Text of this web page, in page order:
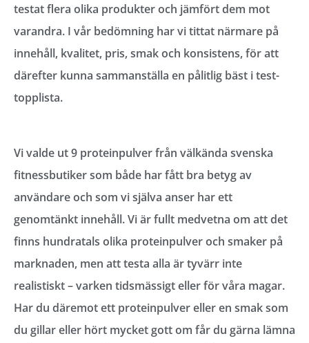
testat flera olika produkter och jämfört dem mot
varandra. I vår bedömning har vi tittat närmare på
innehåll, kvalitet, pris, smak och konsistens, för att
därefter kunna sammanställa en pålitlig bäst i test-
topplista.
Vi valde ut 9 proteinpulver från välkända svenska
fitnessbutiker som både har fått bra betyg av
användare och som vi själva anser har ett
genomtänkt innehåll. Vi är fullt medvetna om att det
finns hundratals olika proteinpulver och smaker på
marknaden, men att testa alla är tyvärr inte
realistiskt – varken tidsmässigt eller för våra magar.
Har du däremot ett proteinpulver eller en smak som
du gillar eller hört mycket gott om får du gärna lämna